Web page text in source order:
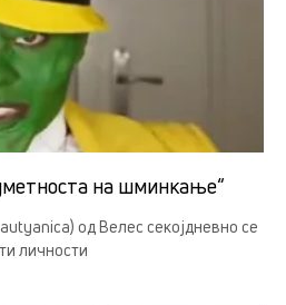
на шминкање“
од Велес секојдневно се
личности